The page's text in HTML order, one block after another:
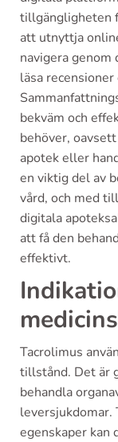
tillgängligheten
att utnyttja
navigera genom
läsa
bekväm och
behöver,
apotek eller
en viktig del av
vård, och med
digitala
att få den
effektivt.
Tacrolimus
tillstånd. Det är
behandla
leversjukdomar.
egenskaper kan